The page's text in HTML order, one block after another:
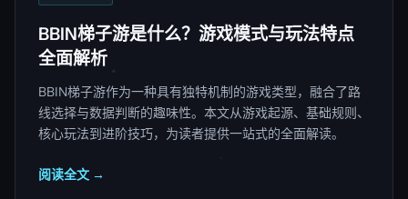
BBIN梯子游是什么？游戏模式与玩法特点
全面解析
BBIN梯子游作为一种具有独特机制的游戏类型，融合了路
线选择与数据判断的趣味性。本文从游戏起源、基础规则、
核心玩法到进阶技巧，为读者提供一站式的全面解读。
阅读全文 →